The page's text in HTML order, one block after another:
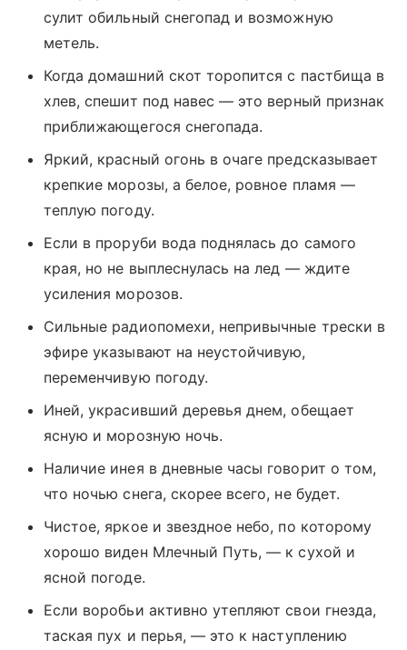
сулит обильный снегопад и возможную
метель.
Когда домашний скот торопится с пастбища в
хлев, спешит под навес — это верный признак
приближающегося снегопада.
Яркий, красный огонь в очаге предсказывает
крепкие морозы, а белое, ровное пламя —
теплую погоду.
Если в проруби вода поднялась до самого
края, но не выплеснулась на лед — ждите
усиления морозов.
Сильные радиопомехи, непривычные трески в
эфире указывают на неустойчивую,
переменчивую погоду.
Иней, украсивший деревья днем, обещает
ясную и морозную ночь.
Наличие инея в дневные часы говорит о том,
что ночью снега, скорее всего, не будет.
Чистое, яркое и звездное небо, по которому
хорошо виден Млечный Путь, — к сухой и
ясной погоде.
Если воробьи активно утепляют свои гнезда,
таская пух и перья, — это к наступлению